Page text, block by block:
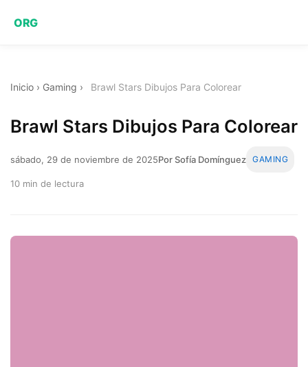
ORG
Inicio › Gaming › Brawl Stars Dibujos Para Colorear
Brawl Stars Dibujos Para Colorear
sábado, 29 de noviembre de 2025Por Sofía Domínguez GAMING
10 min de lectura